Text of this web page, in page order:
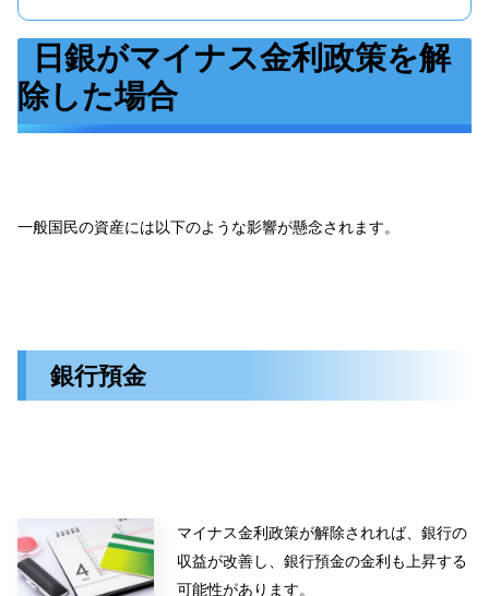
日銀がマイナス金利政策を解
除した場合
一般国民の資産には以下のような影響が懸念されます。
銀行預金
マイナス金利政策が解除されれば、銀行の
収益が改善し、銀行預金の金利も上昇する
可能性があります。